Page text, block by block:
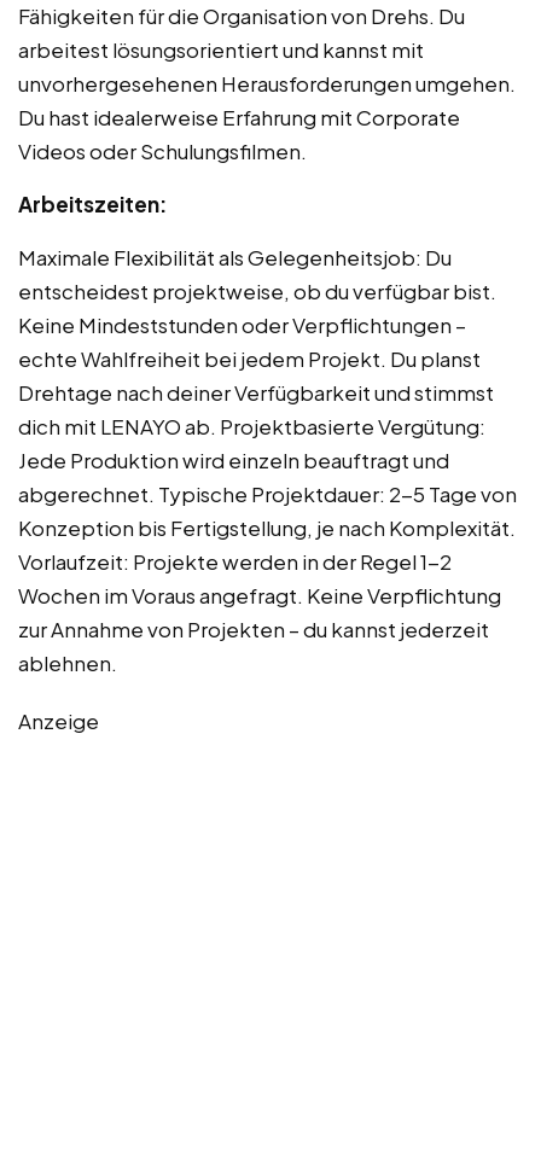
Fähigkeiten für die Organisation von Drehs. Du
arbeitest lösungsorientiert und kannst mit
unvorhergesehenen Herausforderungen umgehen.
Du hast idealerweise Erfahrung mit Corporate
Videos oder Schulungsfilmen.
Arbeitszeiten:
Maximale Flexibilität als Gelegenheitsjob: Du
entscheidest projektweise, ob du verfügbar bist.
Keine Mindeststunden oder Verpflichtungen –
echte Wahlfreiheit bei jedem Projekt. Du planst
Drehtage nach deiner Verfügbarkeit und stimmst
dich mit LENAYO ab. Projektbasierte Vergütung:
Jede Produktion wird einzeln beauftragt und
abgerechnet. Typische Projektdauer: 2-5 Tage von
Konzeption bis Fertigstellung, je nach Komplexität.
Vorlaufzeit: Projekte werden in der Regel 1-2
Wochen im Voraus angefragt. Keine Verpflichtung
zur Annahme von Projekten – du kannst jederzeit
ablehnen.
Anzeige